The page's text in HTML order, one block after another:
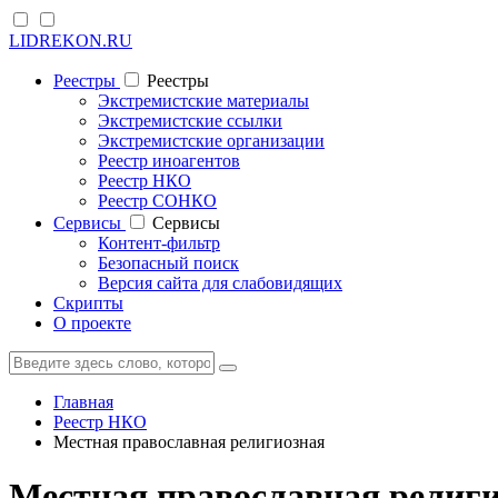
LIDREKON.RU
Реестры
Реестры
Экстремистские материалы
Экстремистские ссылки
Экстремистские организации
Реестр иноагентов
Реестр НКО
Реестр СОНКО
Cервисы
Cервисы
Контент-фильтр
Безопасный поиск
Версия сайта для слабовидящих
Скрипты
О проекте
Главная
Реестр НКО
Местная православная религиозная